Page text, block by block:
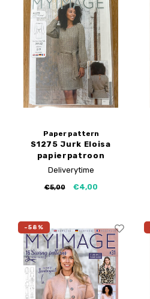
Paper pattern
S1275 Jurk Eloisa
papierpatroon
Deliverytime
€5,00 €4,00
-58%